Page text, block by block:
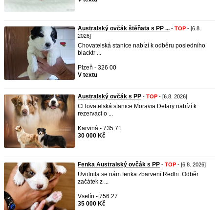
Australský ovčák štěňata s PP ... - TOP - [6.8.
2026]
Chovatelská stanice nabízí k odběru posledního
blacktr ...
Plzeň - 326 00
V textu
Australský ovčák s PP - TOP - [6.8. 2026]
CHovatelská stanice Moravia Detary nabízí k
rezervaci o ...
Karviná - 735 71
30 000 Kč
Fenka Australský ovčák s PP - TOP - [6.8. 2026]
Uvolnila se nám fenka zbarvení Redtri. Odběr
začátek z ...
Vsetín - 756 27
35 000 Kč